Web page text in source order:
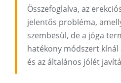
Összefoglalva, az
jelentős probléma,
szembesül, de a jóga
hatékony módszert kínál
és az általános jólét